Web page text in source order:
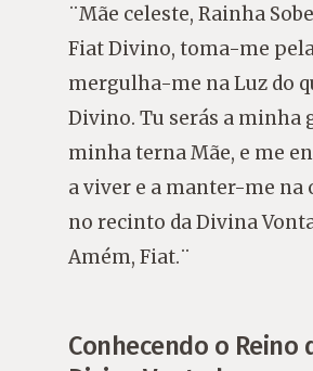
¨Mãe celeste, Rainha
Fiat Divino, toma-me
mergulha-me na Luz do
Divino. Tu serás a minha
minha terna Mãe, e me
a viver e a manter-me na
no recinto da Divina
Amém, Fiat.¨
Conhecendo o Reino